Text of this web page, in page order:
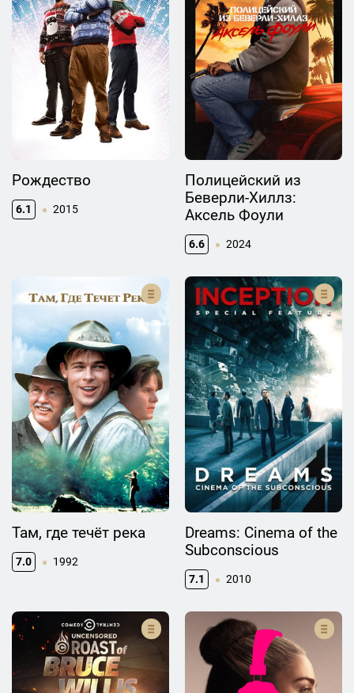
Рождество
6.1 2015
Полицейский из
Беверли-Хиллз:
Аксель Фоули
6.6 2024
Там, где течёт река
7.0 1992
Dreams: Cinema of the
Subconscious
7.1 2010